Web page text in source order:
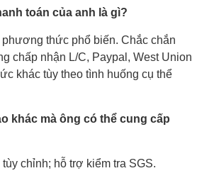
toán của anh là gì?
thức phổ biến. Chắc chắn
chấp nhận L/C, Paypal, West Union
khác tùy theo tình huống cụ thể
khác mà ông có thể cung cấp
chỉnh; hỗ trợ kiểm tra SGS.